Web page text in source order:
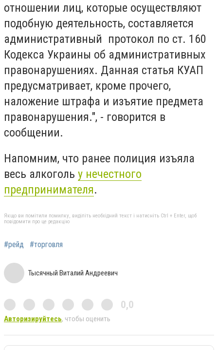
отношении лиц, которые осуществляют
подобную деятельность, составляется
административный протокол по ст. 160
Кодекса Украины об административных
правонарушениях. Данная статья КУАП
предусматривает, кроме прочего,
наложение штрафа и изъятие предмета
правонарушения.", - говорится в
сообщении.
Напомним, что ранее полиция изъяла
весь алкоголь у нечестного
предпринимателя.
Якщо ви помітили помилку, виділіть необхідний текст і натисніть Ctrl + Enter, щоб
повідомити про це редакцію
#рейд #торговля
Тысячный Виталий Андреевич
0,0
Авторизируйтесь, чтобы оценить